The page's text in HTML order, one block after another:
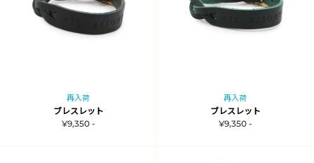
再入荷
ブレスレット
¥9,350 -
再入荷
ブレスレット
¥9,350 -